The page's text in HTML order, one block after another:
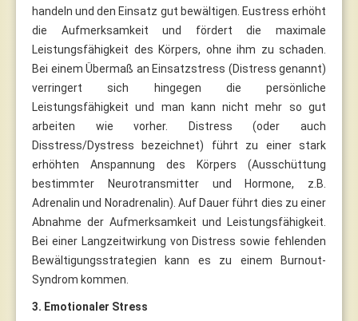
handeln und den Einsatz gut bewältigen. Eustress erhöht
die Aufmerksamkeit und fördert die maximale
Leistungsfähigkeit des Körpers, ohne ihm zu schaden.
Bei einem Übermaß an Einsatzstress (Distress genannt)
verringert sich hingegen die persönliche
Leistungsfähigkeit und man kann nicht mehr so gut
arbeiten wie vorher. Distress (oder auch
Disstress/Dystress bezeichnet) führt zu einer stark
erhöhten Anspannung des Körpers (Ausschüttung
bestimmter Neurotransmitter und Hormone, z.B.
Adrenalin und Noradrenalin). Auf Dauer führt dies zu einer
Abnahme der Aufmerksamkeit und Leistungsfähigkeit.
Bei einer Langzeitwirkung von Distress sowie fehlenden
Bewältigungsstrategien kann es zu einem Burnout-
Syndrom kommen.
3. Emotionaler Stress